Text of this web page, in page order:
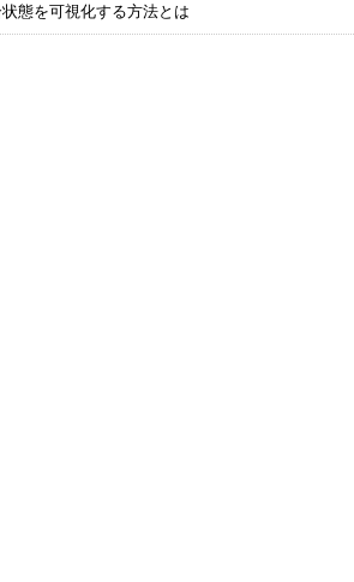
態を可視化する方法とは